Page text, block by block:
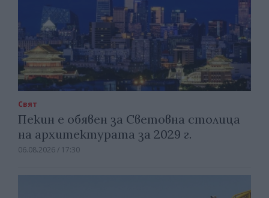
Свят
Пекин е обявен за Световна столица
на архитектурата за 2029 г.
06.08.2026 / 17:30